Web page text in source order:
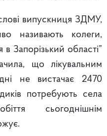
випускниця ЗДМУ,
називають колеги,
Запорізький області”
що лікувальним
не вистачає 2470
потребують села
сьогоднішнім